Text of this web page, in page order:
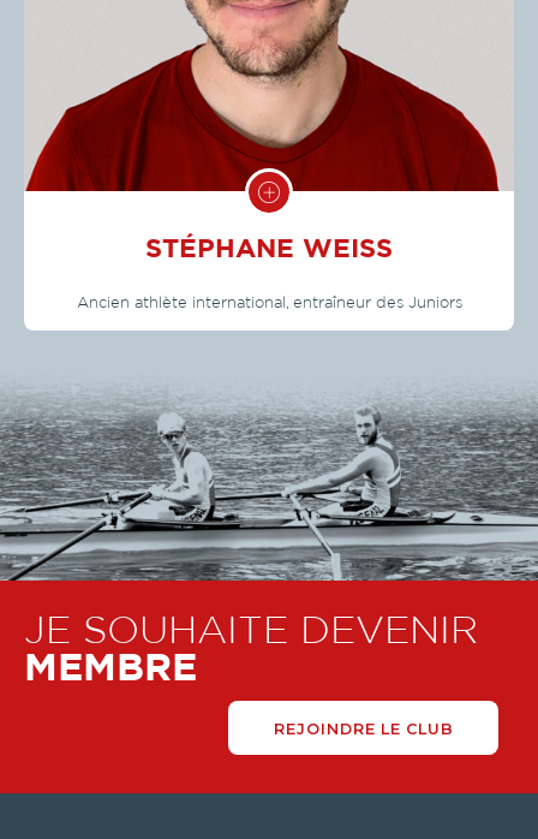
STÉPHANE WEISS
Ancien athlète international, entraîneur des Juniors
JE SOUHAITE DEVENIR
MEMBRE
REJOINDRE LE CLUB